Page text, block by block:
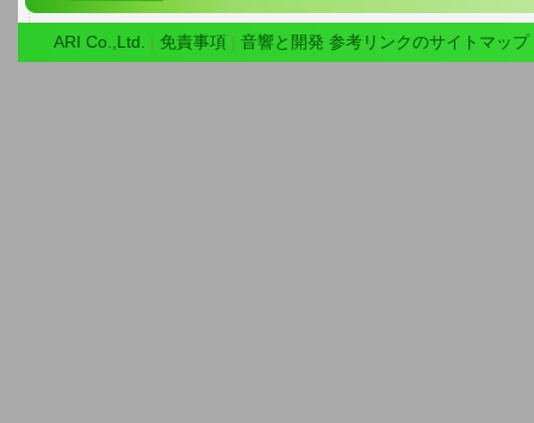
ARI Co.,Ltd. | 免責事項 | 音響と開発 参考リンクのサイトマップ